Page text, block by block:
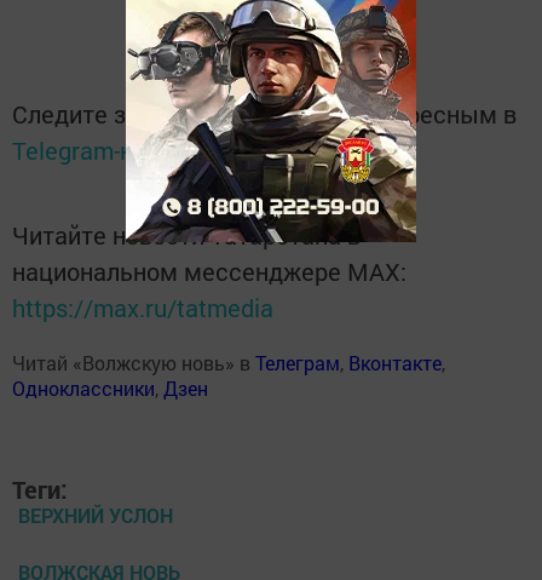
Следите за самым важным и интересным в
Telegram-каналеТатмедиа
Читайте новости Татарстана в
национальном мессенджере MАХ:
https://max.ru/tatmedia
Читай «Волжскую новь» в Телеграм, Вконтакте,
Одноклассники, Дзен
Теги:
ВЕРХНИЙ УСЛОН
ВОЛЖСКАЯ НОВЬ